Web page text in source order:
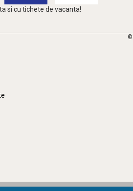
si cu tichete de vacanta!
©